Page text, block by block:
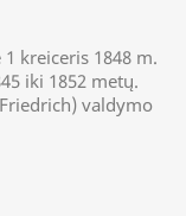
kreiceris 1848 m.
iki 1852 metų.
valdymo